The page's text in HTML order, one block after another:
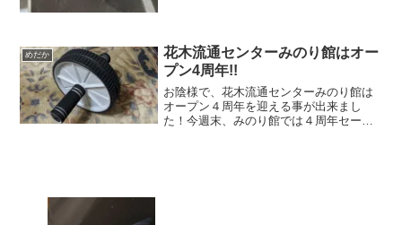
ィンのＦ２鱗光ロングフ...
めだか
花木流通センターみのり館はオー
プン4周年!!
お陰様で、花木流通センターみのり館は
オープン４周年を迎える事が出来まし
た！今週末、みのり館では４周年セール